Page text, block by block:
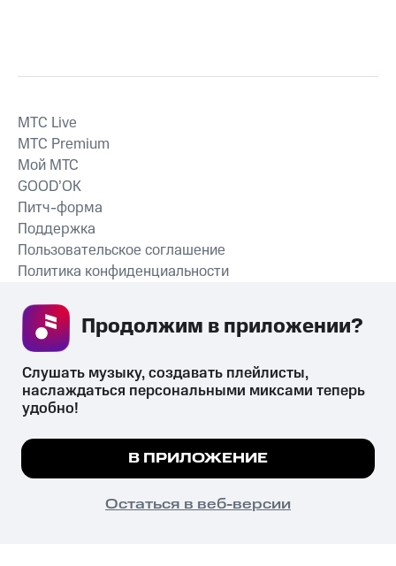
СКАЧАТЬ ПРИЛОЖЕНИЕ
MTС Live
MTС Premium
Мой МТС
GOOD’OK
Питч-форма
Поддержка
Пользовательское соглашение
Политика конфиденциальности
психотропных веществ, их аналогов причиняет вред здоровью,
их незаконный оборот запрещён и влечёт установленную
законодательством ответственность.
© 2026 ООО «КИОН».
Все права защищены
Мы используем куки, чтобы на сайте все
Подробнее
ПОНЯТНО
Слушать музыку, создавать плейлисты,
наслаждаться персональными миксами теперь
удобно!
В ПРИЛОЖЕНИЕ
Остаться в веб-версии